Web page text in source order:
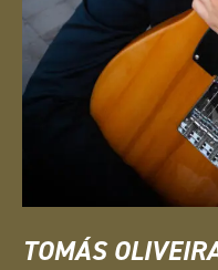
TOMÁS